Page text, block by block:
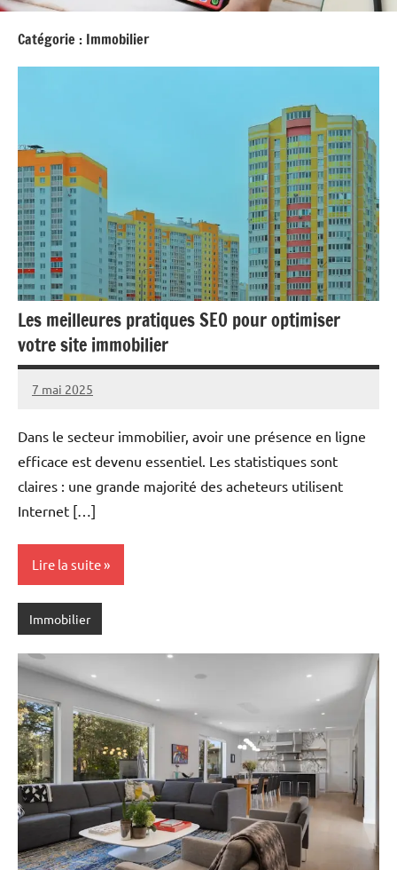
Catégorie : Immobilier
Les meilleures pratiques SEO pour optimiser
votre site immobilier
7 mai 2025
Marise
Aucun
Dans le secteur immobilier, avoir une présence en ligne
efficace est devenu essentiel. Les statistiques sont
claires : une grande majorité des acheteurs utilisent
Internet […]
Lire la suite
Immobilier